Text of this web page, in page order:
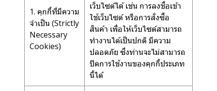
1. คุกกี้ที่มีความ
จำเป็น (Strictly
Necessary
Cookies)
เว็บไซต์ได้ เช่น การลงชื่อเข้า
ใช้เว็บไซต์ หรือการสั่งซื้อ
สินค้า เพื่อให้เว็บไซต์สามารถ
ทำงานได้เป็นปกติ มีความ
ปลอดภัย ซึ่งท่านจะไม่สามารถ
ปิดการใช้งานของคุกกี้ประเภท
นี้ได้